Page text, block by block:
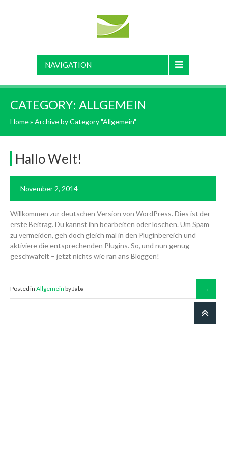
NAVIGATION
CATEGORY: ALLGEMEIN
Home» Archive by Category "Allgemein"
Hallo Welt!
November 2, 2014
Willkommen zur deutschen Version von WordPress. Dies ist der
erste Beitrag. Du kannst ihn bearbeiten oder löschen. Um Spam
zu vermeiden, geh doch gleich mal in den Pluginbereich und
aktiviere die entsprechenden Plugins. So, und nun genug
geschwafelt – jetzt nichts wie ran ans Bloggen!
Posted in Allgemein by Jaba